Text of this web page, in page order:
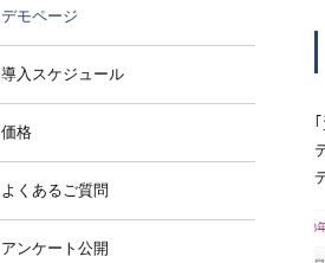
デモページ
導入スケジュール
価格
よくあるご質問
アンケート公開